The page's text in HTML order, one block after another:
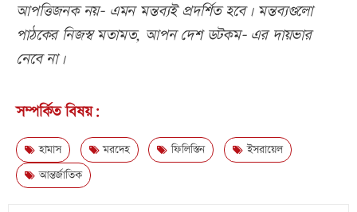
আপত্তিজনক নয়- এমন মন্তব্যই প্রদর্শিত হবে। মন্তব্যগুলো
পাঠকের নিজস্ব মতামত, আপন দেশ ডটকম- এর দায়ভার
নেবে না।
সম্পর্কিত বিষয়:
হামাস মরদেহ ফিলিস্তিন
ইসরায়েল
আন্তর্জাতিক